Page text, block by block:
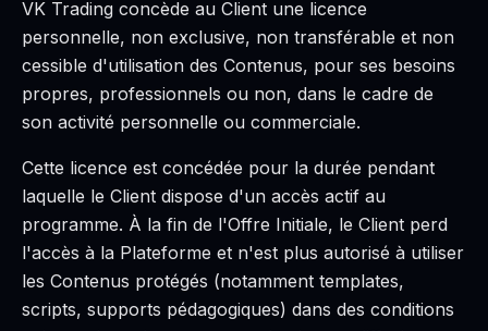
VK Trading concède au Client une licence
personnelle, non exclusive, non transférable et non
cessible d'utilisation des Contenus, pour ses besoins
propres, professionnels ou non, dans le cadre de
son activité personnelle ou commerciale.
Cette licence est concédée pour la durée pendant
laquelle le Client dispose d'un accès actif au
programme. À la fin de l'Offre Initiale, le Client perd
l'accès à la Plateforme et n'est plus autorisé à utiliser
les Contenus protégés (notamment templates,
scripts, supports pédagogiques) dans des conditions